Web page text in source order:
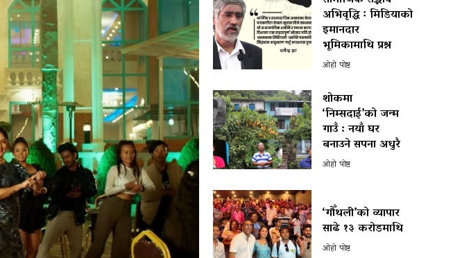
अभिवृद्धि ः मिडियाको
इमानदार
भूमिकामाथि प्रश्न
ओहो पोष्ट
शोकमा
‘निम्सदाई’को जन्म
गाउँ : नयाँ घर
बनाउने सपना अधुरै
ओहो पोष्ट
‘गौँथली’को व्यापार
साढे १३ करोडमाथि
ओहो पोष्ट